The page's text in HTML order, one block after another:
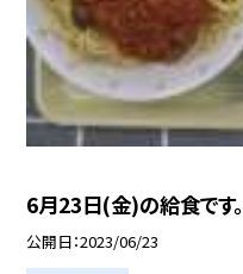
6月23日(金)の給食です。
公開日 2023/06/23